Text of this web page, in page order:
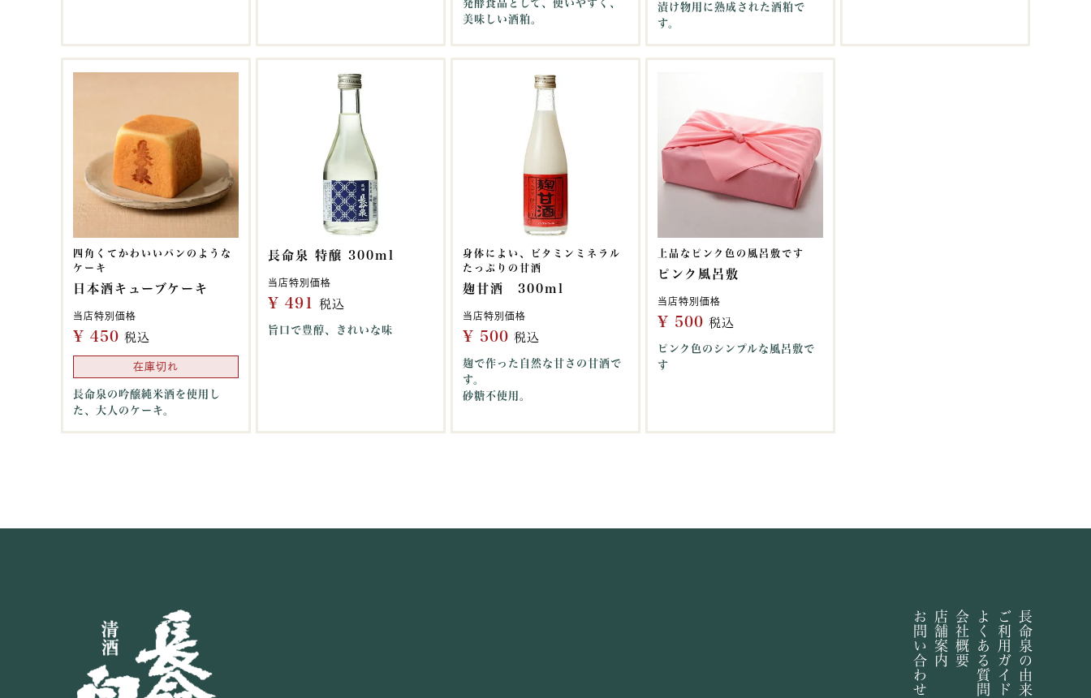
発酵食品として、使いやすく、
美味しい酒粕。
漬け物用に熟成された酒粕で
す。
四角くてかわいいパンのような
ケーキ
日本酒キューブケーキ
当店特別価格
¥ 450 税込
在庫切れ
長命泉の吟醸純米酒を使用し
た、大人のケーキ。
長命泉 特醸 300ml
当店特別価格
¥ 491 税込
旨口で豊醇、きれいな味
身体によい、ビタミンミネラル
たっぷりの甘酒
麹甘酒 300ml
当店特別価格
¥ 500 税込
麹で作った自然な甘さの甘酒で
す。
砂糖不使用。
上品なピンク色の風呂敷です
ピンク風呂敷
当店特別価格
¥ 500 税込
ピンク色のシンプルな風呂敷で
す
長命泉の由来
ご利用ガイド
よくある質問
会社概要
店舗案内
お問い合わせ